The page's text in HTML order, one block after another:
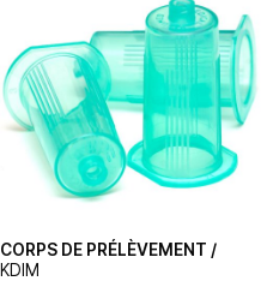
CORPS DE PRÉLÈVEMENT /
KDIM